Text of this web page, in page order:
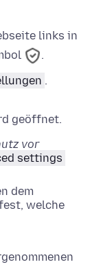
links in
.
.
geöffnet.
vor
settings
dem
welche